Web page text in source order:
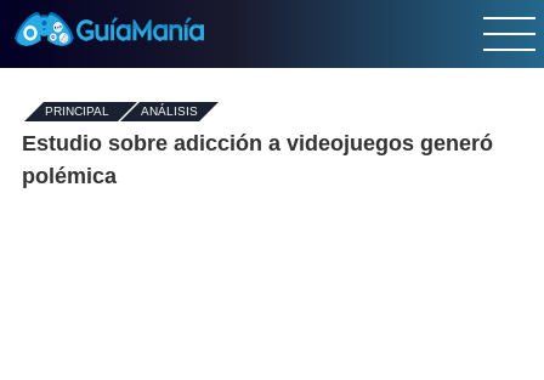
PRINCIPAL - ANÁLISIS
Estudio sobre adicción a videojuegos generó
polémica